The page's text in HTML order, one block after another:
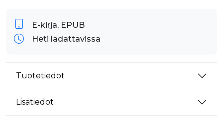
E-kirja, EPUB
Heti ladattavissa
Tuotetiedot
Lisätiedot